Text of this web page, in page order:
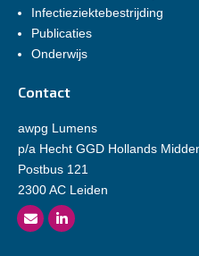
Infectieziektebestrijding
Publicaties
Onderwijs
Contact
awpg Lumens
p/a Hecht GGD Hollands
Postbus 121
2300 AC Leiden